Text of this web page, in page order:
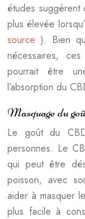
études
plus élevée
source ). Bien
nécessaires,
pourrait être
l’absorption du
Masquage du
Le goût du
personnes. Le
qui peut être
poisson, avec
aider à masquer
plus facile à